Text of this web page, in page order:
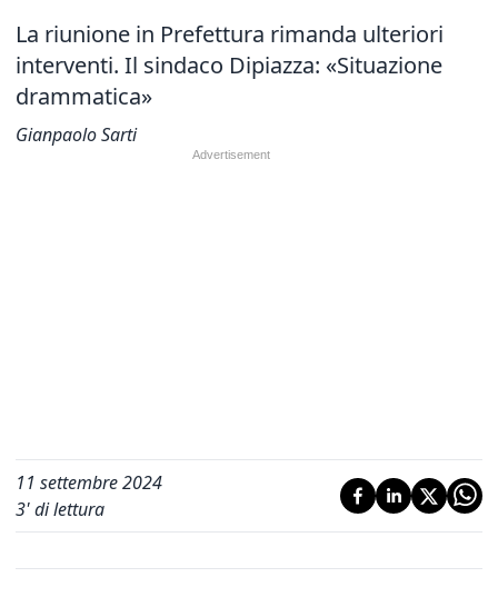
La riunione in Prefettura rimanda ulteriori
interventi. Il sindaco Dipiazza: «Situazione
drammatica»
Gianpaolo Sarti
11 settembre 2024
3' di lettura